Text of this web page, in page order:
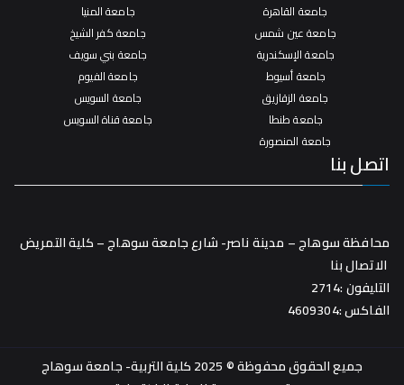
جامعة القاهرة
جامعة عين شمس
جامعة الإسكندرية
جامعة أسيوط
جامعة الزقازيق
جامعة طنطا
جامعة المنصورة
جامعة المنيا
جامعة كفر الشيخ
جامعة بني سويف
جامعة الفيوم
جامعة السويس
جامعة قناة السويس
اتصل بنا
محافظة سوهاج – مدينة ناصر- شارع جامعة سوهاج – كلية التمريض
الاتصال بنا
التليفون :2714
الفاكس :4609304
جميع الحقوق محفوظة © 2025 كلية التربية- جامعة سوهاج